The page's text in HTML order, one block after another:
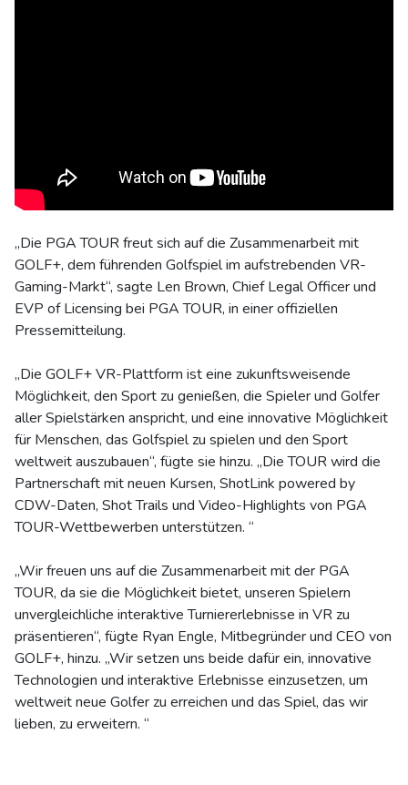
„Die PGA TOUR freut sich auf die Zusammenarbeit mit
GOLF+, dem führenden Golfspiel im aufstrebenden VR-
Gaming-Markt“, sagte Len Brown, Chief Legal Officer und
EVP of Licensing bei PGA TOUR, in einer offiziellen
Pressemitteilung.
„Die GOLF+ VR-Plattform ist eine zukunftsweisende
Möglichkeit, den Sport zu genießen, die Spieler und Golfer
aller Spielstärken anspricht, und eine innovative Möglichkeit
für Menschen, das Golfspiel zu spielen und den Sport
weltweit auszubauen“, fügte sie hinzu. „Die TOUR wird die
Partnerschaft mit neuen Kursen, ShotLink powered by
CDW-Daten, Shot Trails und Video-Highlights von PGA
TOUR-Wettbewerben unterstützen. “
„Wir freuen uns auf die Zusammenarbeit mit der PGA
TOUR, da sie die Möglichkeit bietet, unseren Spielern
unvergleichliche interaktive Turniererlebnisse in VR zu
präsentieren“, fügte Ryan Engle, Mitbegründer und CEO von
GOLF+, hinzu. „Wir setzen uns beide dafür ein, innovative
Technologien und interaktive Erlebnisse einzusetzen, um
weltweit neue Golfer zu erreichen und das Spiel, das wir
lieben, zu erweitern. “